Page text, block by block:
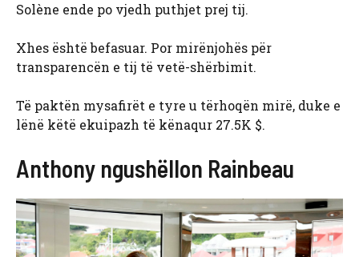
Solène ende po vjedh puthjet prej tij.
Xhes është befasuar. Por mirënjohës për
transparencën e tij të vetë-shërbimit.
Të paktën mysafirët e tyre u tërhoqën mirë, duke e
lënë këtë ekuipazh të kënaqur 27.5K $.
Anthony ngushëllon Rainbeau